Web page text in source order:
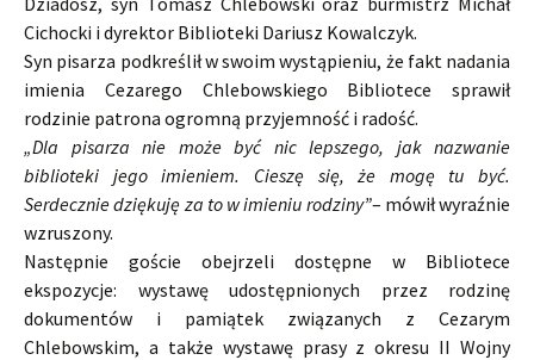
Cichocki i dyrektor Biblioteki Dariusz Kowalczyk.
Syn pisarza podkreślił w swoim wystąpieniu, że fakt nadania
imienia Cezarego Chlebowskiego Bibliotece sprawił
rodzinie patrona ogromną przyjemność i radość.
„Dla pisarza nie może być nic lepszego, jak nazwanie
biblioteki jego imieniem. Cieszę się, że mogę tu być.
Serdecznie dziękuję za to w imieniu rodziny”– mówił wyraźnie
wzruszony.
Następnie goście obejrzeli dostępne w Bibliotece
ekspozycje: wystawę udostępnionych przez rodzinę
dokumentów i pamiątek związanych z Cezarym
Chlebowskim, a także wystawę prasy z okresu II Wojny